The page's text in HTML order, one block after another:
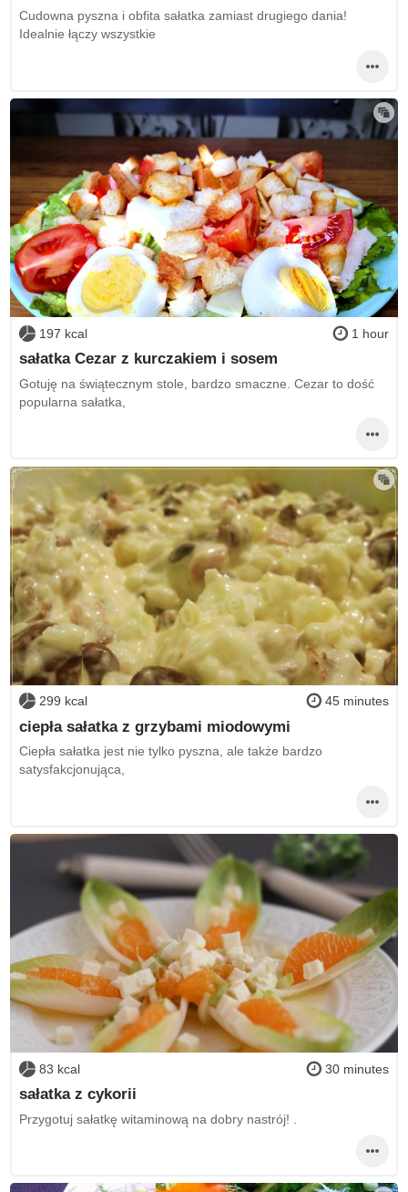
Cudowna pyszna i obfita sałatka zamiast drugiego dania!
Idealnie łączy wszystkie
197 kcal 1 hour
sałatka Cezar z kurczakiem i sosem
Gotuję na świątecznym stole, bardzo smaczne. Cezar to dość
popularna sałatka,
299 kcal 45 minutes
ciepła sałatka z grzybami miodowymi
Ciepła sałatka jest nie tylko pyszna, ale także bardzo
satysfakcjonująca,
83 kcal 30 minutes
sałatka z cykorii
Przygotuj sałatkę witaminową na dobry nastrój! .